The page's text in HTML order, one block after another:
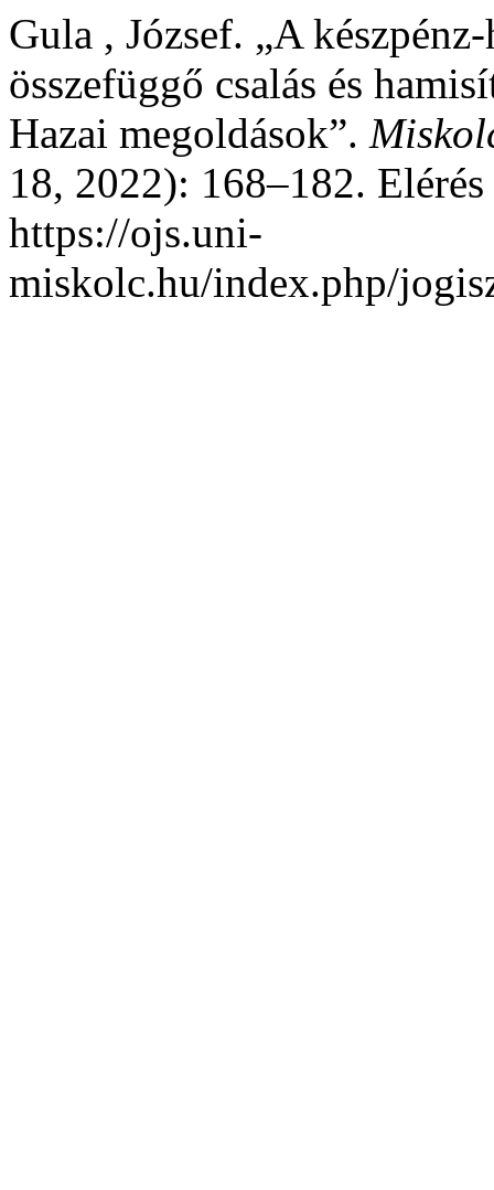
Gula , József. „A
összefüggő csalás és
Hazai megoldások”.
18, 2022): 168–182.
https://ojs.uni-
miskolc.hu/index.php/